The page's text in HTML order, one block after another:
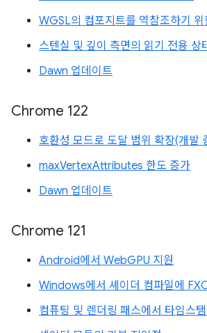
WGSL의 컴포지트를 역참조하기
스텐실 및 깊이 측면의 읽기 전용 상
Dawn 업데이트
Chrome 122
호환성 모드로 도달 범위 확장(개발
maxVertexAttributes 한도 증가
Dawn 업데이트
Chrome 121
Android에서 WebGPU 지원
Windows에서 셰이더 컴파일에
컴퓨팅 및 렌더링 패스에서 타임스